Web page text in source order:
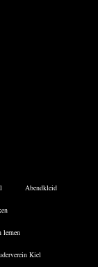
Abendkleid
lernen
Kiel